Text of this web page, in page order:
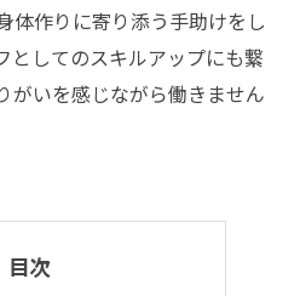
体作りに寄り添う手助けをし
としてのスキルアップにも繋
がいを感じながら働きません
目次